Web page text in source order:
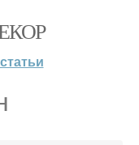
статьи